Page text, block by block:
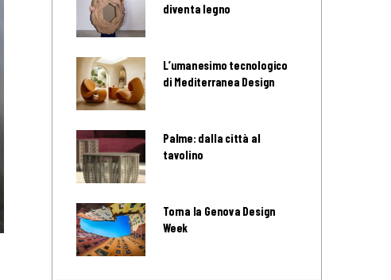
diventa legno
L’umanesimo tecnologico
di Mediterranea Design
Palme: dalla città al
tavolino
Torna la Genova Design
Week